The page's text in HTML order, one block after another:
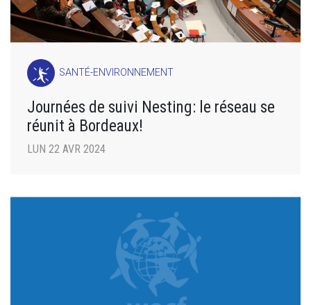
SANTÉ-ENVIRONNEMENT
Journées de suivi Nesting: le réseau se
réunit à Bordeaux!
LUN 22 AVR 2024